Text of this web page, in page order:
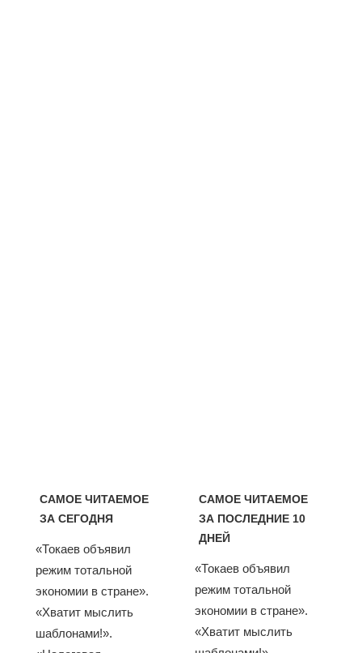
САМОЕ ЧИТАЕМОЕ
ЗА СЕГОДНЯ
«Токаев объявил
режим тотальной
экономии в стране».
«Хватит мыслить
шаблонами!».
САМОЕ ЧИТАЕМОЕ
ЗА ПОСЛЕДНИЕ 10
ДНЕЙ
«Токаев объявил
режим тотальной
экономии в стране».
«Хватит мыслить